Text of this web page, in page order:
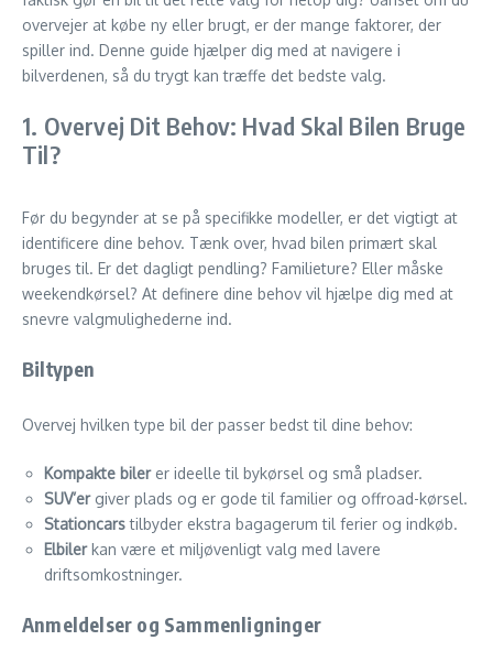
overvejer at købe ny eller brugt, er der mange faktorer, der
spiller ind. Denne guide hjælper dig med at navigere i
bilverdenen, så du trygt kan træffe det bedste valg.
1. Overvej Dit Behov: Hvad Skal Bilen Bruge
Til?
Før du begynder at se på specifikke modeller, er det vigtigt at
identificere dine behov. Tænk over, hvad bilen primært skal
bruges til. Er det dagligt pendling? Familieture? Eller måske
weekendkørsel? At definere dine behov vil hjælpe dig med at
snevre valgmulighederne ind.
Biltypen
Overvej hvilken type bil der passer bedst til dine behov:
Kompakte bilerer ideelle til bykørsel og små pladser.
SUV’ergiver plads og er gode til familier og offroad-kørsel.
Stationcarstilbyder ekstra bagagerum til ferier og indkøb.
Elbilerkan være et miljøvenligt valg med lavere
driftsomkostninger.
Anmeldelser og Sammenligninger